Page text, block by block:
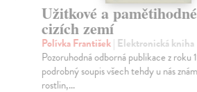
Užitkové a
cizích zemí
Polívka František| Elektronická kniha
Pozoruhodná odborná publikace z roku
podrobný soupis všech tehdy u nás
rostlin,...